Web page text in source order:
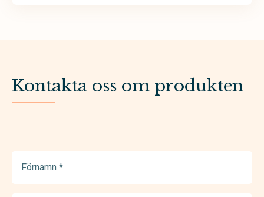
Kontakta oss om produkten
(Required)